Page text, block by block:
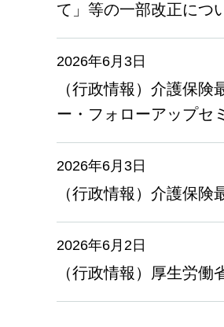
て」等の一部改正につ
2026年6月3日
（行政情報）介護保
ー・フォローアップセ
2026年6月3日
（行政情報）介護保
2026年6月2日
（行政情報）厚生労